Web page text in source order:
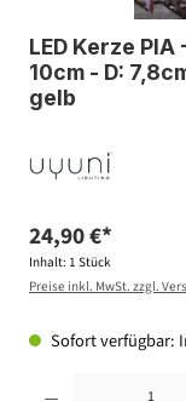
LED Kerze
10cm - D:
gelb
24,90 €*
Inhalt: 1 Stück
Preise inkl. MwSt. zzgl.
Sofort verfügbar: